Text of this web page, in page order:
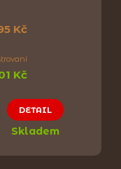
Kč
Kč
DETAIL
Skladem